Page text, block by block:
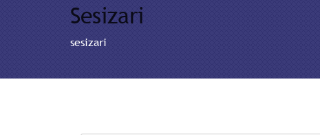
Sesizari
sesizari